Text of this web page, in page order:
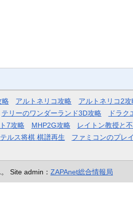
略 アルトネリコ攻略 アルトネリコ2攻
テリーのワンダーランド3D攻略 ドラク
7攻略 MHP2G攻略 レイトン教授と
ルス将棋 棋譜再生 ファミコンのプレ
Site admin： ZAPAnet総合情報局